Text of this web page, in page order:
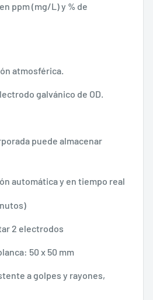
ppm (mg/L) y % de
atmosférica.
galvánico de OD.
puede almacenar
automática y en tiempo real
2 electrodos
50 x 50 mm
a golpes y rayones,